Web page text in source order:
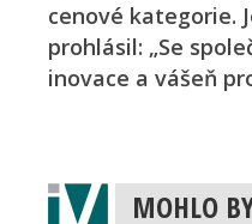
cenové kategorie.
prohlásil: „Se
inovace a vášeň
MOHLO